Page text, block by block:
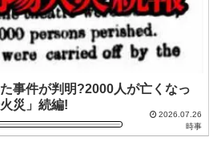
事件が判明?2000人が亡くなっ
災」続編!
2026.07.26
時事